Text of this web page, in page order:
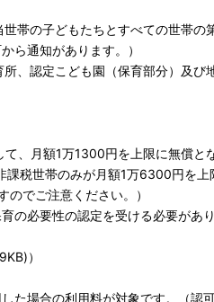
帯の子どもたちとすべての世帯の
ら通知があります。）
、認定こども園（保育部分）及び
、月額1万1300円を上限に無償と
課税世帯のみが月額1万6300円を上
でご注意ください。）
の必要性の認定を受ける必要があ
）
た場合の利用料が対象です。（認